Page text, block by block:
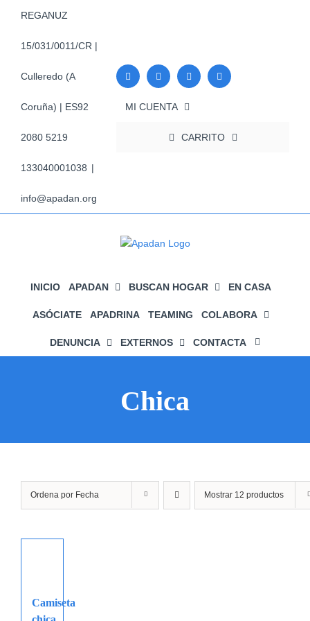
REGANUZ
15/031/0011/CR |
Culleredo (A
Coruña) | ES92
2080 5219
133040001038 |
info@apadan.org
MI CUENTA
CARRITO
INICIO APADAN BUSCAN HOGAR EN CASA
ASÓCIATE APADRINA TEAMING COLABORA
DENUNCIA EXTERNOS CONTACTA
Chica
Ordena por Fecha Mostrar 12 productos
Camiseta